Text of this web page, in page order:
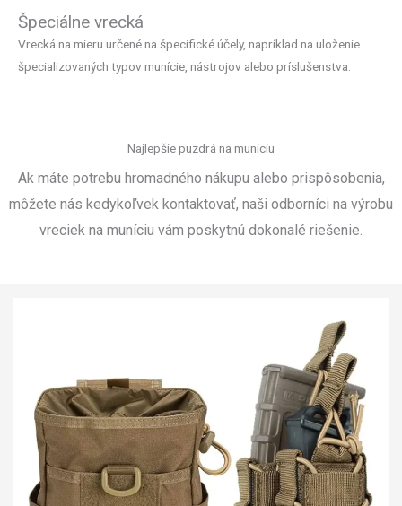
Špeciálne vrecká
Vrecká na mieru určené na špecifické účely, napríklad na uloženie
špecializovaných typov munície, nástrojov alebo príslušenstva.
Najlepšie puzdrá na muníciu
Ak máte potrebu hromadného nákupu alebo prispôsobenia,
môžete nás kedykoľvek kontaktovať, naši odborníci na výrobu
vreciek na muníciu vám poskytnú dokonalé riešenie.